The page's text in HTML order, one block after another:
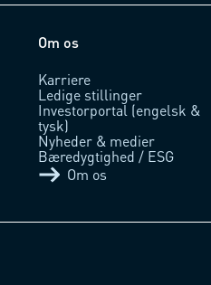
Om os
Karriere
Ledige stillinger
Investorportal (engelsk &
tysk)
Nyheder & medier
Bæredygtighed / ESG
Om os